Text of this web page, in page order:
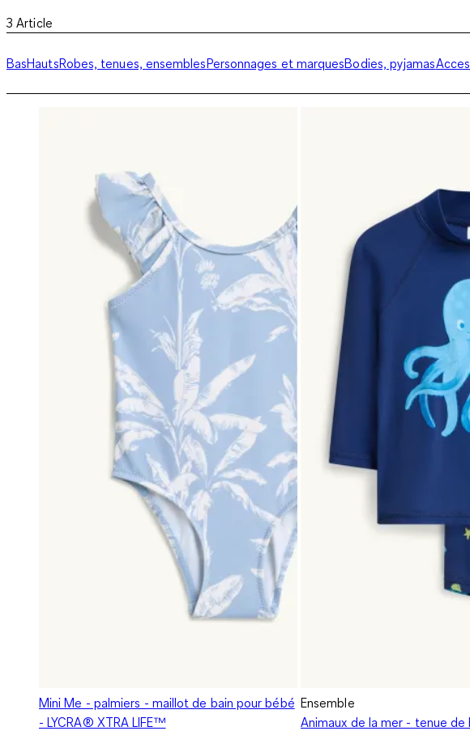
3 Article
BasHautsRobes, tenues, ensemblesPersonnages et marquesBodies, pyjamas
Mini Me - palmiers - maillot de bain pour bébé
- LYCRA® XTRA LIFE™
Ensemble
Animaux de la mer - tenue de